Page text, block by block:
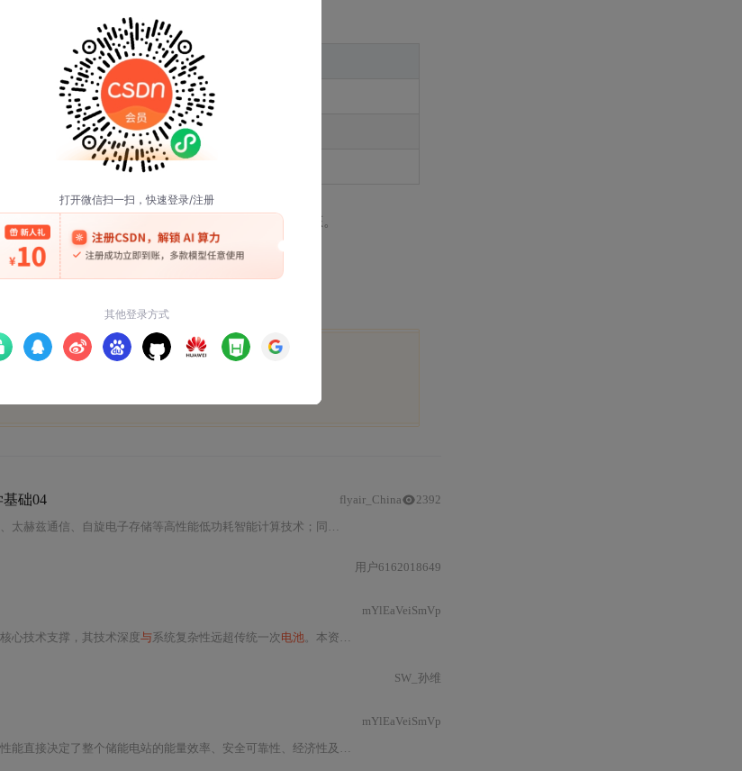
实验获得了以下数据：
达到热失控时间(s)
420-600
180-300
60-120
时，电池将在5分钟内达到不可逆的热失控状态。
将解锁
础04
本文系统梳理了电学及相关交叉学科的前沿方向，涵盖光子计算、神经拟态计算、量子编译、太赫兹通信、自旋电子存储等高性能低功耗智能计算技术；同时深入
flyair_China 2392
用户6162018649
心技术支撑，其技术深度与系统复杂性远超传统一次 电池。本资料聚焦于“充电
mYlEaVeiSmVp
SW_孙维
直接决定了整个储能电站的能量效率、安全可靠性、经济性及服役寿命。从电化学本质出发，
mYlEaVeiSmVp